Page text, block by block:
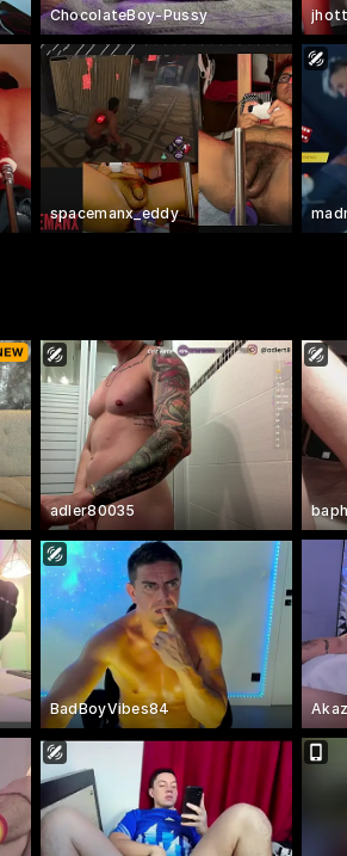
ChocolateBoy-Pussy
spacemanx_eddy
adler80035
BadBoyVibes84